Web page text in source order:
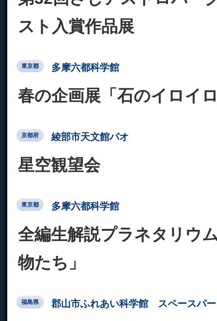
スト入賞作品展
東京都 多摩六都科学館
春の企画展「石のイロイ
京都府 綾部市天文館パオ
星空観望会
東京都 多摩六都科学館
全編生解説プラネタリウ
物たち」
福島県 郡山市ふれあい科学館 スペースパ